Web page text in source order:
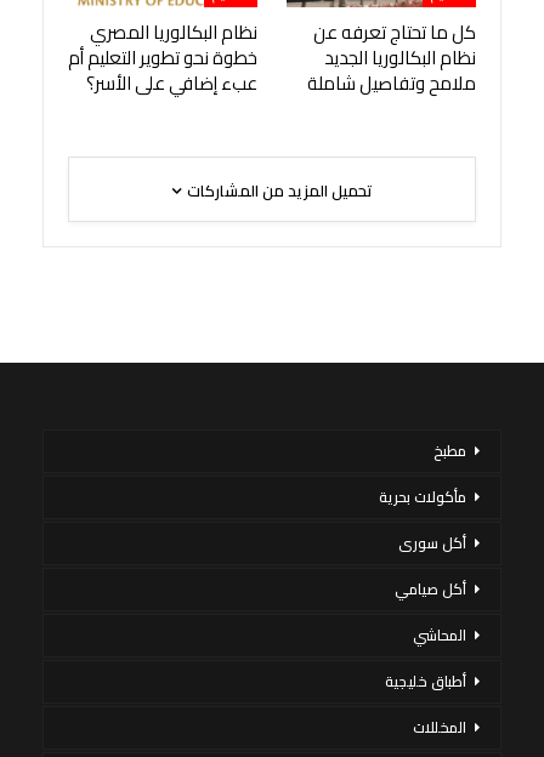
كل ما تحتاج تعرفه عن
نظام البكالوريا الجديد
ملامح وتفاصيل شاملة
نظام البكالوريا المصري
خطوة نحو تطوير التعليم أم
عبء إضافي على الأسر؟
تحميل المزيد من المشاركات
مطبخ
مأكولات بحرية
أكل سورى
أكل صيامي
المحاشي
أطباق خليجية
المخللات